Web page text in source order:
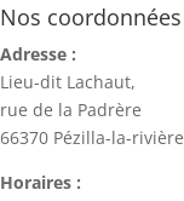
Nos coordonnées
Adresse :
Lieu-dit Lachaut,
rue de la Padrère
66370 Pézilla-la-rivière
Horaires :